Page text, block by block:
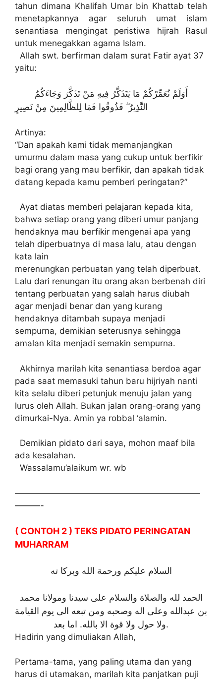
tahun dimana Khalifah Umar bin Khattab telah
menetapkannya agar seluruh umat islam
senantiasa mengingat peristiwa hijrah Rasul
untuk menegakkan agama Islam.
Allah swt. berfirman dalam surat Fatir ayat 37
yaitu:
النَّذِيرُ ۖ فَذُوقُوا فَمَا لِلظَّالِمِينَ مِنْ نَصِيرٍ
Artinya:
“Dan apakah kami tidak memanjangkan
umurmu dalam masa yang cukup untuk berfikir
bagi orang yang mau berfikir, dan apakah tidak
datang kepada kamu pemberi peringatan?”
Ayat diatas memberi pelajaran kepada kita,
bahwa setiap orang yang diberi umur panjang
hendaknya mau berfikir mengenai apa yang
telah diperbuatnya di masa lalu, atau dengan
kata lain
merenungkan perbuatan yang telah diperbuat.
Lalu dari renungan itu orang akan berbenah diri
tentang perbuatan yang salah harus diubah
agar menjadi benar dan yang kurang
hendaknya ditambah supaya menjadi
sempurna, demikian seterusnya sehingga
amalan kita menjadi semakin sempurna.
Akhirnya marilah kita senantiasa berdoa agar
pada saat memasuki tahun baru hijriyah nanti
kita selalu diberi petunjuk menuju jalan yang
lurus oleh Allah. Bukan jalan orang-orang yang
dimurkai-Nya. Amin ya robbal ‘alamin.
Demikian pidato dari saya, mohon maaf bila
ada kesalahan.
Wassalamu’alaikum wr. wb
——————————————————————
———-
( CONTOH 2 ) TEKS PIDATO PERINGATAN
MUHARRAM
السلام عليكم ورحمة الله وبركا ته
الحمد لله والصلاة والسلام على سيدنا ومولانا محمد
بن عبدالله وعلى اله وصحبه ومن تبعه الى يوم القيامة
ولا حول ولا قوة الا بالله. اما بعد.
Hadirin yang dimuliakan Allah,
Pertama-tama, yang paling utama dan yang
harus di utamakan, marilah kita panjatkan puji